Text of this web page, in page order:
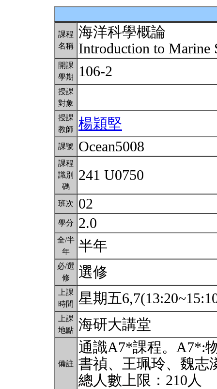
課程
名稱
海洋科學概論
Introduction to Marine
開課
學期
106-2
授課
對象
授課
教師
楊穎堅
課號 Ocean5008
課程
識別
碼
241 U0750
班次 02
學分 2.0
全/半
年
半年
必/選
修
選修
上課
時間
星期五
上課
地點 海研大講堂
備註
通識A7*課程。A7*:
書禎、王珮玲、魏志
總人數上限：210人